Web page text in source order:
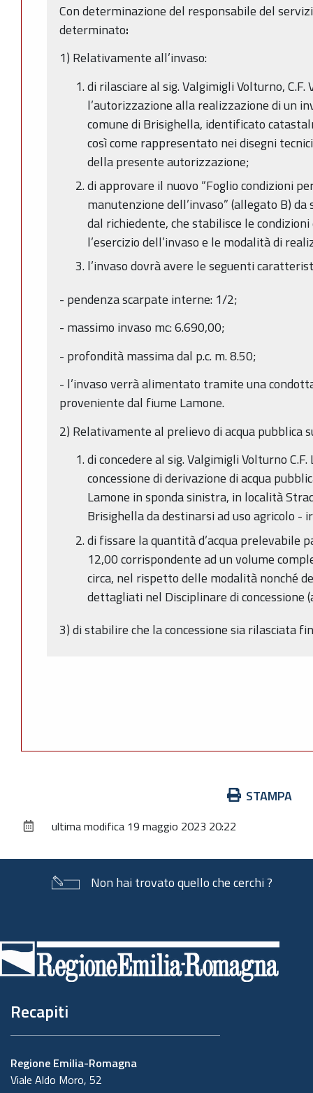
Con determinazione del responsabile del
determinato:
1) Relativamente all’invaso:
di rilasciare al sig. Valgimigli Volturno, C.F.
l’autorizzazione alla realizzazione di un
comune di Brisighella, identificato
così come rappresentato nei disegni
della presente autorizzazione;
di approvare il nuovo “Foglio condizioni
manutenzione dell’invaso” (allegato B)
dal richiedente, che stabilisce le
l’esercizio dell’invaso e le modalità di
l’invaso dovrà avere le seguenti
- pendenza scarpate interne: 1/2;
- massimo invaso mc: 6.690,00;
- profondità massima dal p.c. m. 8.50;
- l’invaso verrà alimentato tramite una
proveniente dal fiume Lamone.
2) Relativamente al prelievo di acqua pubblica
di concedere al sig. Valgimigli Volturno
concessione di derivazione di acqua
Lamone in sponda sinistra, in località
Brisighella da destinarsi ad uso agricolo -
di fissare la quantità d’acqua prelevabile
12,00 corrispondente ad un volume
circa, nel rispetto delle modalità nonché
dettagliati nel Disciplinare di concessione
3) di stabilire che la concessione sia rilasciata
documento
STAMPA
ultima modifica 19 maggio 2023 20:22
Non hai trovato quello che cerchi ?
di
pagina
Recapiti
Regione Emilia-Romagna
Viale Aldo Moro, 52